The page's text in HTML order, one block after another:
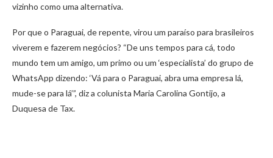
vizinho como uma alternativa.
Por que o Paraguai, de repente, virou um paraíso para brasileiros
viverem e fazerem negócios? “De uns tempos para cá, todo
mundo tem um amigo, um primo ou um ‘especialista’ do grupo de
WhatsApp dizendo: ‘Vá para o Paraguai, abra uma empresa lá,
mude-se para lá’”, diz a colunista Maria Carolina Gontijo, a
Duquesa de Tax.